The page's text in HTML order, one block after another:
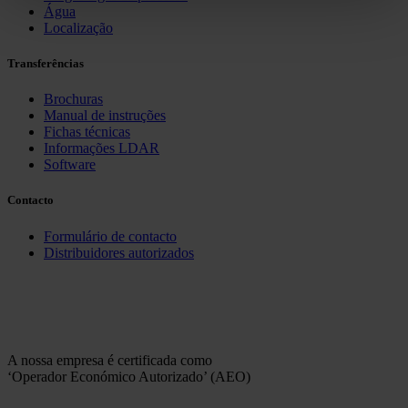
Água
Localização
Transferências
Brochuras
Manual de instruções
Fichas técnicas
Informações LDAR
Software
Contacto
Formulário de contacto
Distribuidores autorizados
A nossa empresa é certificada como
‘Operador Económico Autorizado’ (AEO)